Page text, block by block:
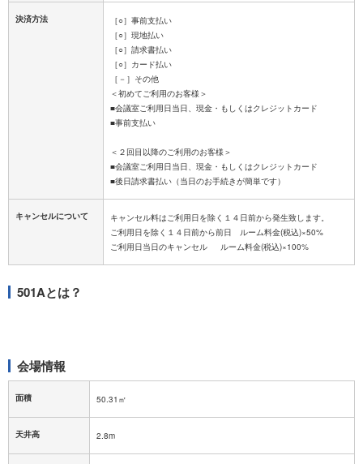
決済方法
［○］事前支払い
［○］現地払い
［○］請求書払い
［○］カード払い
［－］その他
＜初めてご利用のお客様＞
■会議室ご利用日当日、現金・もしくはクレジットカード
■事前支払い
＜２回目以降のご利用のお客様＞
■会議室ご利用日当日、現金・もしくはクレジットカード
キャンセルについて
キャンセル料はご利用日を除く１４日前から発生致します。
ご利用日を除く１４日前から前日 ルーム料金(税込)×50%
501Aとは？
会場情報
面積 50.31㎡
天井高 2.8m